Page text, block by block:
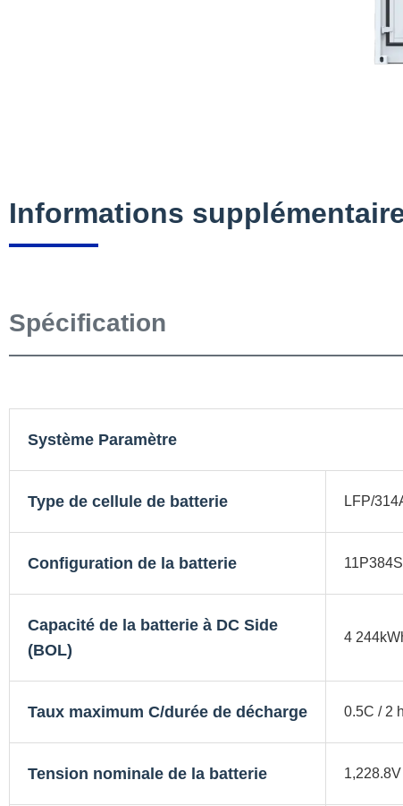
Informations
Spécification
Système Paramètre
Type de cellule de batterie LFP/
Configuration de la batterie 11P384S
Capacité de la batterie à DC Side
(BOL)
4
Taux maximum C/durée de décharge 0.5C / 2
Tension nominale de la batterie 1,228.8V